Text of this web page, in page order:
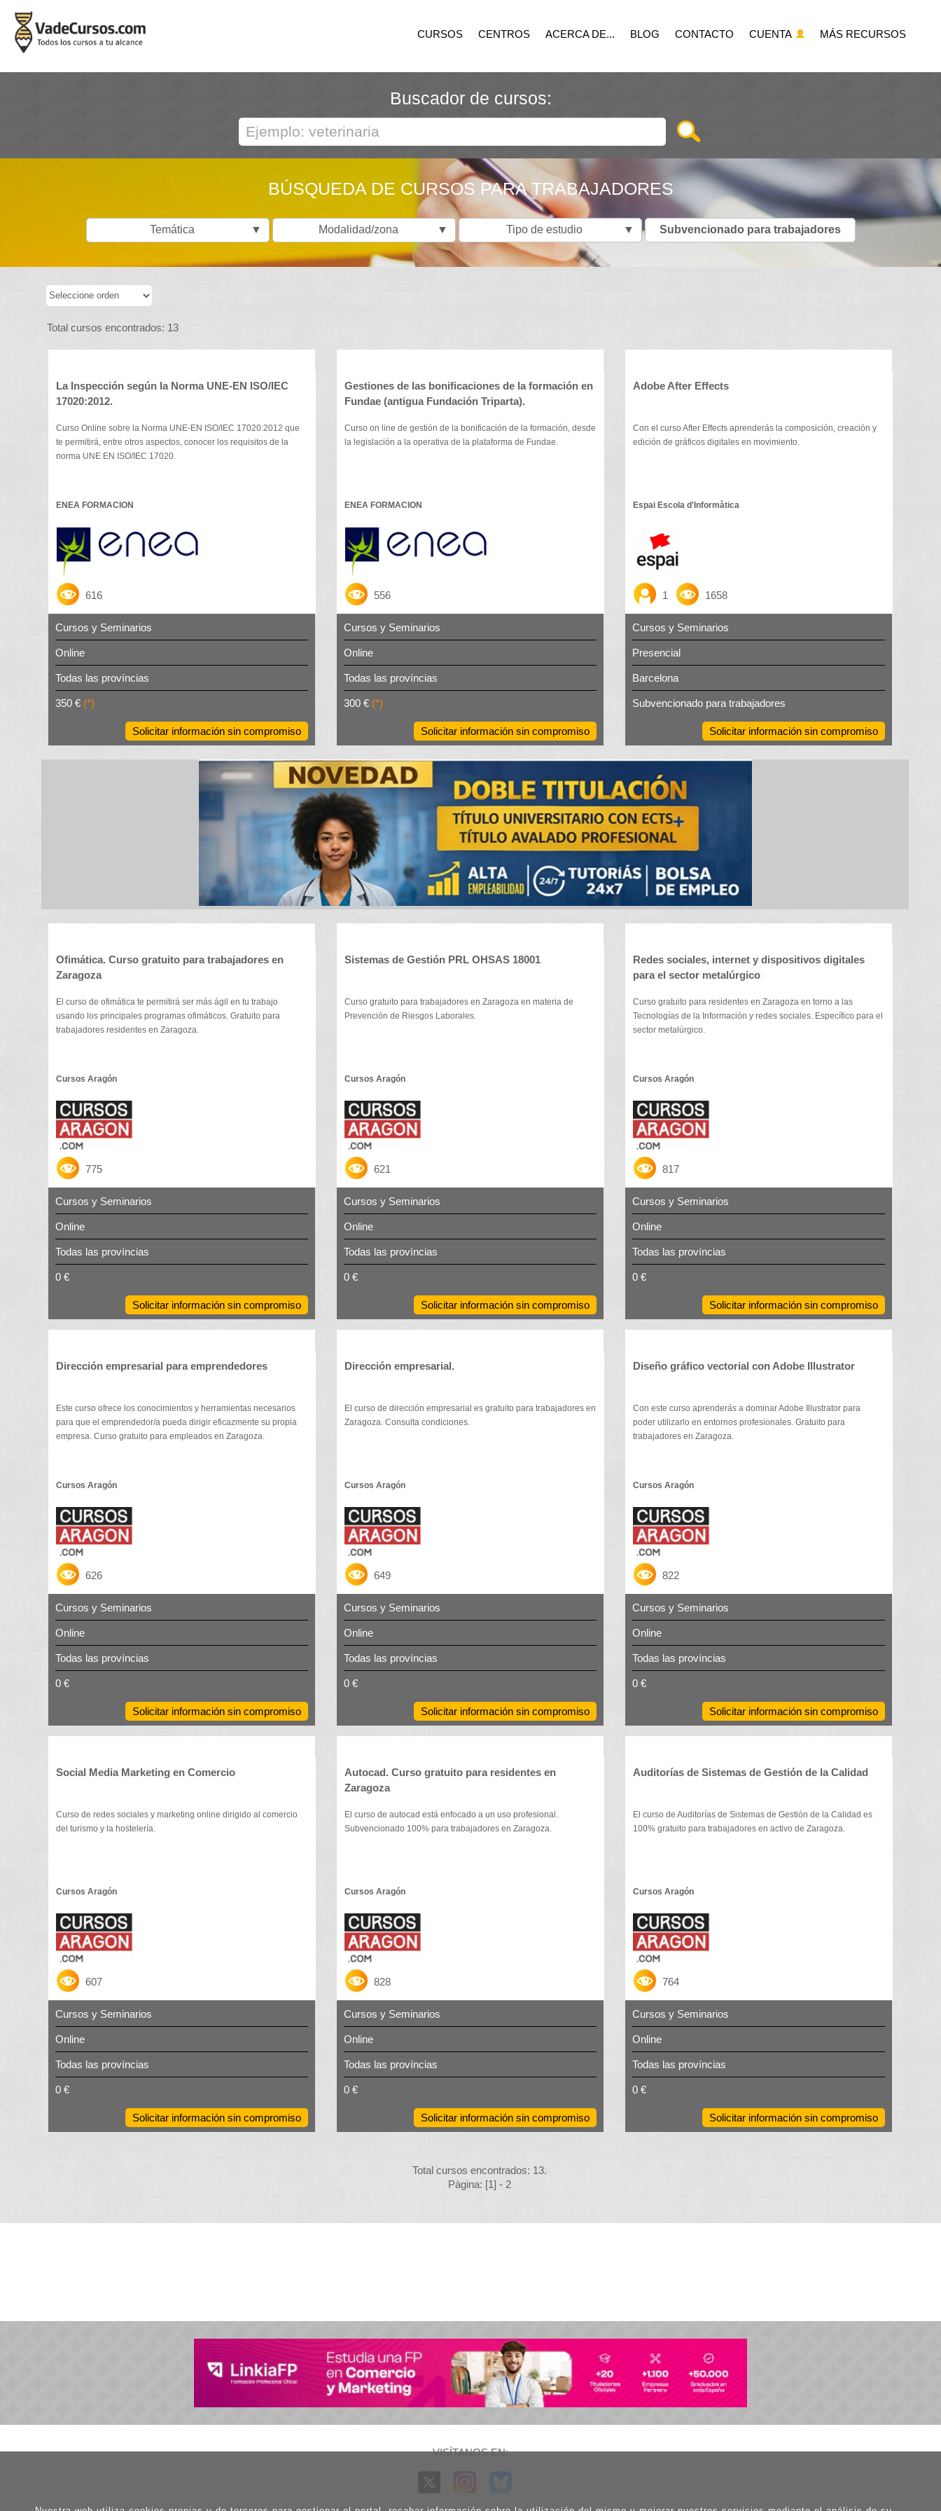
CURSOS CENTROS ACERCA DE... BLOG CONTACTO CUENTA MÁS RECURSOS
Buscador de cursos:
BÚSQUEDA DE CURSOS PARA TRABAJADORES
Temática ▼ Modalidad/zona ▼ Tipo de estudio ▼ Subvencionado para trabajadores
Total cursos encontrados: 13
La Inspección según la Norma UNE-EN ISO/IEC
17020:2012.
Curso Online sobre la Norma UNE-EN ISO/IEC 17020:2012 que
te permitirá, entre otros aspectos, conocer los requisitos de la
norma UNE EN ISO/IEC 17020.
ENEA FORMACION
616
Cursos y Seminarios
Online
Todas las províncias
350 € (*)
Solicitar información sin compromiso
Gestiones de las bonificaciones de la formación en
Fundae (antigua Fundación Triparta).
Curso on line de gestión de la bonificación de la formación, desde
la legislación a la operativa de la plataforma de Fundae.
ENEA FORMACION
556
Cursos y Seminarios
Online
Todas las províncias
300 € (*)
Solicitar información sin compromiso
Adobe After Effects
Con el curso After Effects aprenderás la composición, creación y
edición de gráficos digitales en movimiento.
Espai Escola d'Informàtica
1 1658
Cursos y Seminarios
Presencial
Barcelona
Subvencionado para trabajadores
Solicitar información sin compromiso
Ofimática. Curso gratuito para trabajadores en
Zaragoza
El curso de ofimática te permitirá ser más ágil en tu trabajo
usando los principales programas ofimáticos. Gratuito para
trabajadores residentes en Zaragoza.
Cursos Aragón
775
Cursos y Seminarios
Online
Todas las províncias
0 €
Solicitar información sin compromiso
Sistemas de Gestión PRL OHSAS 18001
Curso gratuito para trabajadores en Zaragoza en materia de
Prevención de Riesgos Laborales.
Cursos Aragón
621
Cursos y Seminarios
Online
Todas las províncias
0 €
Solicitar información sin compromiso
Redes sociales, internet y dispositivos digitales
para el sector metalúrgico
Curso gratuito para residentes en Zaragoza en torno a las
Tecnologías de la Información y redes sociales. Específico para el
sector metalúrgico.
Cursos Aragón
817
Cursos y Seminarios
Online
Todas las províncias
0 €
Solicitar información sin compromiso
Dirección empresarial para emprendedores
Este curso ofrece los conocimientos y herramientas necesarios
para que el emprendedor/a pueda dirigir eficazmente su propia
empresa. Curso gratuito para empleados en Zaragoza.
Cursos Aragón
626
Cursos y Seminarios
Online
Todas las províncias
0 €
Solicitar información sin compromiso
Dirección empresarial.
El curso de dirección empresarial es gratuito para trabajadores en
Zaragoza. Consulta condiciones.
Cursos Aragón
649
Cursos y Seminarios
Online
Todas las províncias
0 €
Solicitar información sin compromiso
Diseño gráfico vectorial con Adobe Illustrator
Con este curso aprenderás a dominar Adobe Illustrator para
poder utilizarlo en entornos profesionales. Gratuito para
trabajadores en Zaragoza.
Cursos Aragón
822
Cursos y Seminarios
Online
Todas las províncias
0 €
Solicitar información sin compromiso
Social Media Marketing en Comercio
Curso de redes sociales y marketing online dirigido al comercio
del turismo y la hostelería.
Cursos Aragón
607
Cursos y Seminarios
Online
Todas las províncias
0 €
Solicitar información sin compromiso
Autocad. Curso gratuito para residentes en
Zaragoza
El curso de autocad está enfocado a un uso profesional.
Subvencionado 100% para trabajadores en Zaragoza.
Cursos Aragón
828
Cursos y Seminarios
Online
Todas las províncias
0 €
Solicitar información sin compromiso
Auditorías de Sistemas de Gestión de la Calidad
El curso de Auditorías de Sistemas de Gestión de la Calidad es
100% gratuito para trabajadores en activo de Zaragoza.
Cursos Aragón
764
Cursos y Seminarios
Online
Todas las províncias
0 €
Solicitar información sin compromiso
Total cursos encontrados: 13.
Pàgina: [1] - 2
VISÍTANOS EN: